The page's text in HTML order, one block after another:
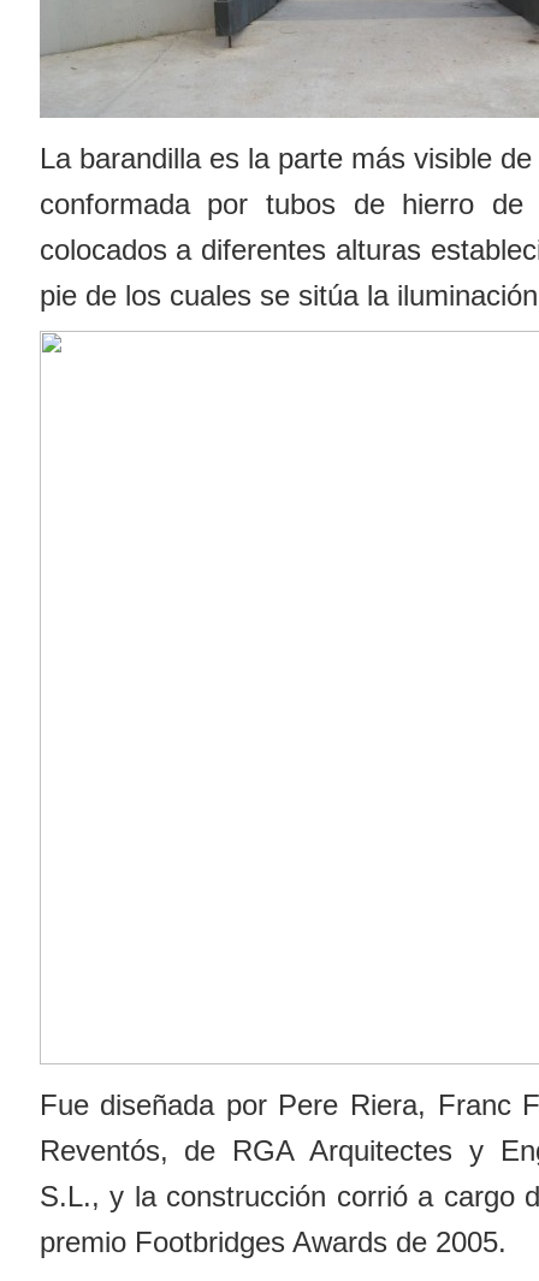
La barandilla es la parte más visible
conformada por tubos de hierro de
colocados a diferentes alturas
pie de los cuales se sitúa la
Fue diseñada por Pere Riera, Franc
Reventós, de RGA Arquitectes y
S.L., y la construcción corrió a cargo
premio Footbridges Awards de 2005.